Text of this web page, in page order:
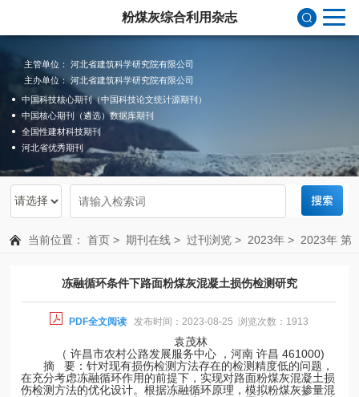
粉煤灰综合利用杂志
主管单位： 河北省建筑科学研究院有限公司
主办单位： 河北省建筑科学研究院有限公司
中国科技核心期刊（中国科技论文统计源期刊）
中国核心期刊（遴选）数据库期刊
全国性建材科技期刊
河北省优秀期刊
当前位置： 首页 > 期刊在线 > 过刊浏览 > 2023年 > 2023年 第
冻融循环条件下路面粉煤灰混凝土损伤检测研究
PDF全文阅读 发布时间：2023-08-25 浏览次数：1913
袁茂林
（ 许昌市农村公路发展服务中心 ，河南 许昌 461000)
摘 要：针对现有损伤检测方法存在的检测精度低的问题，
在充分考虑冻融循环作用的前提下，实现对路面粉煤灰混凝土损
伤检测方法的优化设计。根据冻融循环原理，模拟粉煤灰掺量混